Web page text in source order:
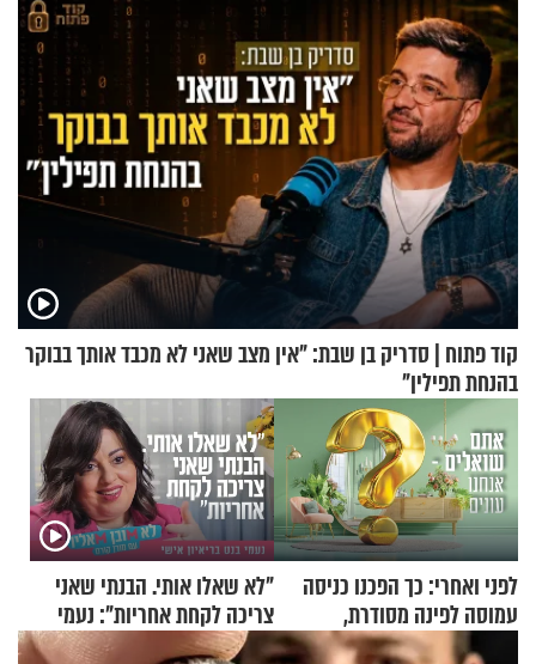
החיים מהקצה אל הקצה'"
שכבשה את הרשת?
קוד פתוח | סדריק בן שבת: "אין מצב שאני לא מכבד אותך בבוקר
בהנחת תפילין"
לפני ואחרי: כך הפכנו כניסה
עמוסה לפינה מסודרת,
שימושית ומזמינה
"לא שאלו אותי. הבנתי שאני
צריכה לקחת אחריות": נעמי
בנט בריאיון אישי